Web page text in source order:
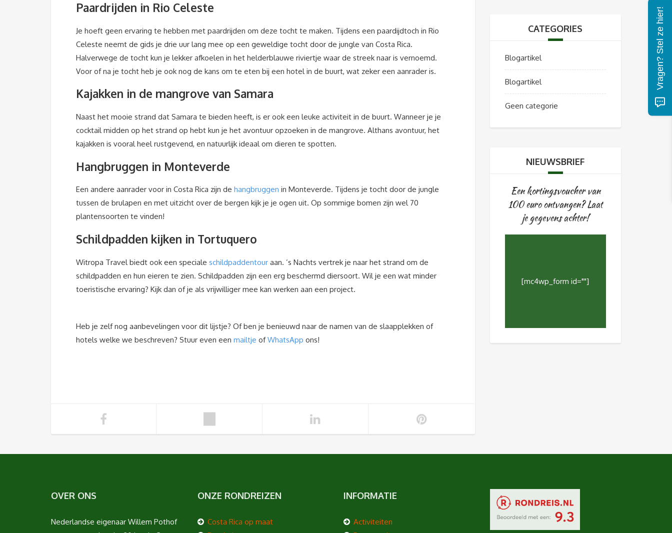
Paardrijden in Rio Celeste
Je hoeft geen ervaring te hebben met paardrijden om deze tocht te maken. Tijdens een paardijdtoch in Rio
Celeste neemt de gids je drie uur lang mee op een geweldige tocht door de jungle van Costa Rica.
Halverwege de tocht kun je lekker afkoelen in het helderblauwe riviertje waar de streek naar is vernoemd.
Voor of na je tocht heb je ook nog de kans om te eten bij een hotel in de buurt, wat zeker een aanrader is.
Kajakken in de mangrove van Samara
Naast het mooie strand dat Samara te bieden heeft, is er ook een leuke activiteit in de buurt. Wanneer je je
cocktail midden op het strand op hebt kun je het avontuur opzoeken in de mangrove. Althans avontuur, het
kajakken is vooral heel rustgevend, en natuurlijk ideaal om dieren te spotten.
Hangbruggen in Monteverde
Een andere aanrader voor in Costa Rica zijn de hangbruggen in Monteverde. Tijdens je tocht door de jungle
tussen de brulapen en met uitzicht over de bergen kijk je je ogen uit. Op sommige bomen zijn wel 70
plantensoorten te vinden!
Schildpadden kijken in Tortuquero
Witropa Travel biedt ook een speciale schildpaddentour aan. ’s Nachts vertrek je naar het strand om de
schildpadden en hun eieren te zien. Schildpadden zijn een erg beschermd diersoort. Wil je een wat minder
toeristische ervaring? Kijk dan of je als vrijwilliger mee kan werken aan een project.
Heb je zelf nog aanbevelingen voor dit lijstje? Of ben je benieuwd naar de namen van de slaapplekken of
hotels welke we beschreven? Stuur even een mailtje ofWhatsApp ons!
CATEGORIES
Blogartikel
Blogartikel
Geen categorie
NIEUWSBRIEF
Een kortingsvoucher van
100 euro ontvangen? Laat
je gegevens achter!
[mc4wp_form id=""]
OVER ONS
Nederlandse eigenaar Willem Pothof
ONZE RONDREIZEN
Costa Rica op maat
INFORMATIE
Activiteiten
Vragen? Stel ze hier!